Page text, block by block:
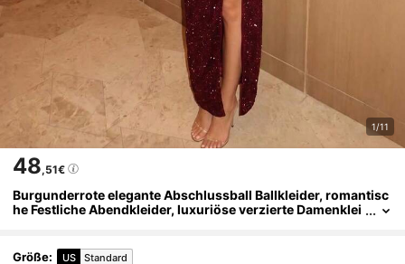
1/11
48,51€
Burgunderrote elegante Abschlussball Ballkleider, romantisc
he Festliche Abendkleider, luxuriöse verzierte Damenklei
Größe: US Standard